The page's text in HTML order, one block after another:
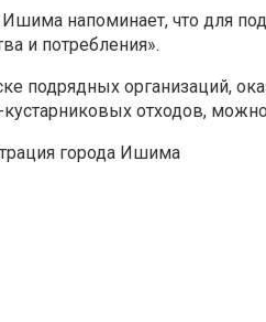
напоминает, что для
и потребления».
подрядных организаций,
отходов,
города Ишима